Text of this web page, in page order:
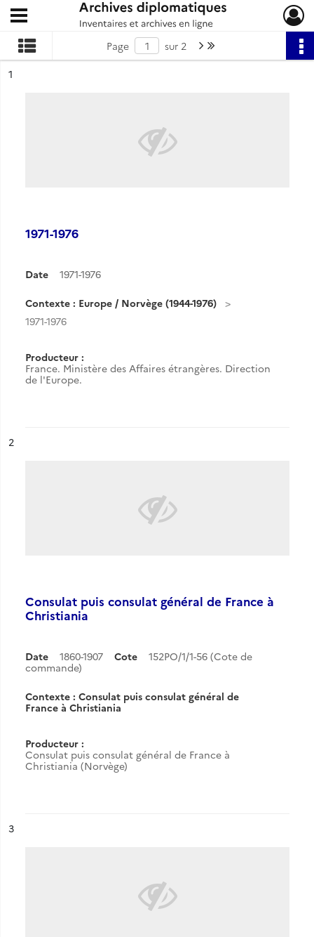
Archives diplomatiques
Ouvrir le menu déroulant
Page sur 2 Page suivante : 1/2
n°
1
1971-1976
Date 1971-1976
Contexte : Europe / Norvège (1944-1976)
1971-1976
Producteur :
France. Ministère des Affaires étrangères. Direction
de l'Europe.
n°
2
Consulat puis consulat général de France à
Christiania
Date 1860-1907 Cote
152PO/1/1-56 (Cote de
commande)
Contexte : Consulat puis consulat général de
France à Christiania
Producteur :
Consulat puis consulat général de France à
Christiania (Norvège)
n°
3